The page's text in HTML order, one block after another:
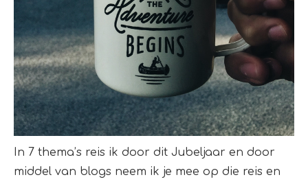
In 7 thema’s reis ik door dit Jubeljaar en door
middel van blogs neem ik je mee op die reis en